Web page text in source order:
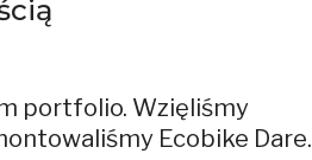
portfolio. Wzięliśmy
Ecobike Dare.